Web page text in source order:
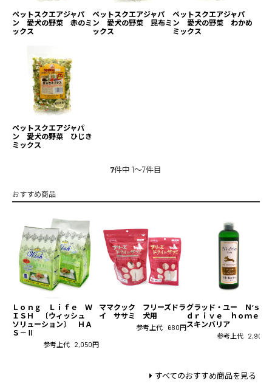
ペットスクエアジャパ
ン 愛犬の野菜 赤のミ
ックス
ペットスクエアジャパ
ン 愛犬の野菜 昆布ミ
ックス
ペットスクエアジャパ
ン 愛犬の野菜 わかめ
ミックス
ペットスクエアジャパ
ン 愛犬の野菜 ひじき
ミックス
7件中 1〜7件目
おすすめ商品
Ｌｏｎｇ Ｌｉｆｅ Ｗ
ＩＳＨ 〔ウィッシュ
ソリューション〕 ＨＡ
Ｓ－Ⅱ
参考上代 2,050円
ママクック フリーズドラ
イ ササミ 犬用
参考上代 680円
グラッド・ユー Ｎ‘ｓ
ｄｒｉｖｅ ｈｏｍｅ
スキンバリア
参考上代 2,900
すべてのおすすめ商品を見る